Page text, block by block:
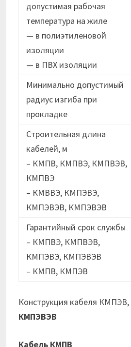
допустимая рабочая
температура на жиле
— в полиэтиленовой
изоляции
— в ПВХ изоляции
Минимально допустимый
радиус изгиба при
прокладке
Строительная длина
кабелей, м
– КМПВ, КМПВЭ, КМПВЭВ,
КМПВЭ
– КМВВЭ, КМПЭВЭ,
КМПЭВЭВ, КМПЭВЭВ
Гарантийный срок службы
– КМПВЭ, КМПВЭВ,
КМПЭВЭ, КМПЭВЭВ
– КМПВ, КМПЭВ
Конструкция кабеля КМПЭВ,
КМПЭВЭВ
Кабель КМПВ